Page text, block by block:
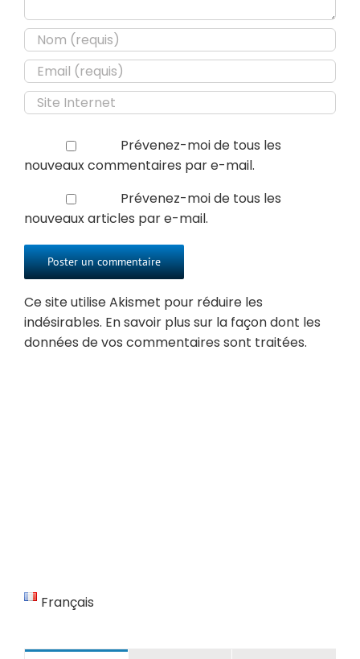
Prévenez-moi de tous les
nouveaux commentaires par e-mail.
Prévenez-moi de tous les
nouveaux articles par e-mail.
Ce site utilise Akismet pour réduire les
indésirables. En savoir plus sur la façon dont les
données de vos commentaires sont traitées.
Français